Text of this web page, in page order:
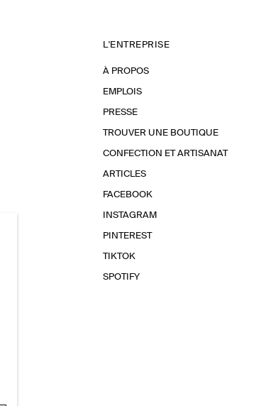
L'ENTREPRISE
À PROPOS
EMPLOIS
PRESSE
TROUVER UNE BOUTIQUE
CONFECTION ET ARTISANAT
ARTICLES
FACEBOOK
INSTAGRAM
PINTEREST
TIKTOK
SPOTIFY